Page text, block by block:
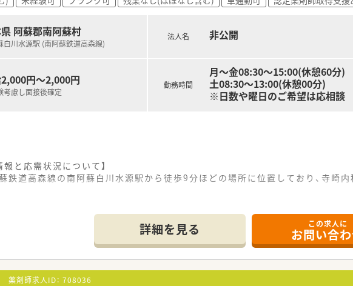
2,000円からのスタートとなっており、これまでのご経験やスキルを正当に評
スタイルに合わせてシフト相談が可能であり、扶養内勤務を希望される方にと
育休、介護休業の取得実績が豊富にあるため、ライフステージの変化に関わら
阿蘇郡南阿蘇村
白川水源駅 (南阿蘇鉄道高森線)
円～2,000円
慮し面接後確定
法人名 非公開
勤務時間
月～金08:30～15:00(休憩60分)
土08:30～13:00(休憩00分)
※日数や曜日のご希望は応相談
報と応需状況について】
鉄道高森線の南阿蘇白川水源駅から徒歩9分ほどの場所に位置しており、寺崎
常勤薬剤師2名（うち時短勤務1名）と事務員3名の体制で、さらなるサービス向
るサービス向上と地域医療への貢献を目指すための増員募集であり、意欲的な
との対話を大切にし、思いやりの心を持って誠実に服薬指導へ取り組んでいた
経験の方やブランクをお持ちの方であっても、学び直したいという前向きな姿
詳細を見る この求人に
お問い合
薬剤師求人ID： 708036